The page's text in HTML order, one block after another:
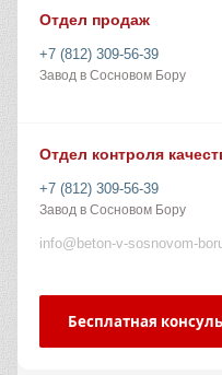
Отдел продаж
+7 (812) 309-56-39
Завод в Сосновом Бору
Отдел контроля
+7 (812) 309-56-39
Завод в Сосновом Бору
info@beton-v-sosnovom-
Бесплатная